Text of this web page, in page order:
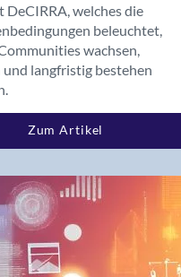
DeCIRRA, welches die
beleuchtet,
wachsen,
langfristig bestehen
Zum Artikel